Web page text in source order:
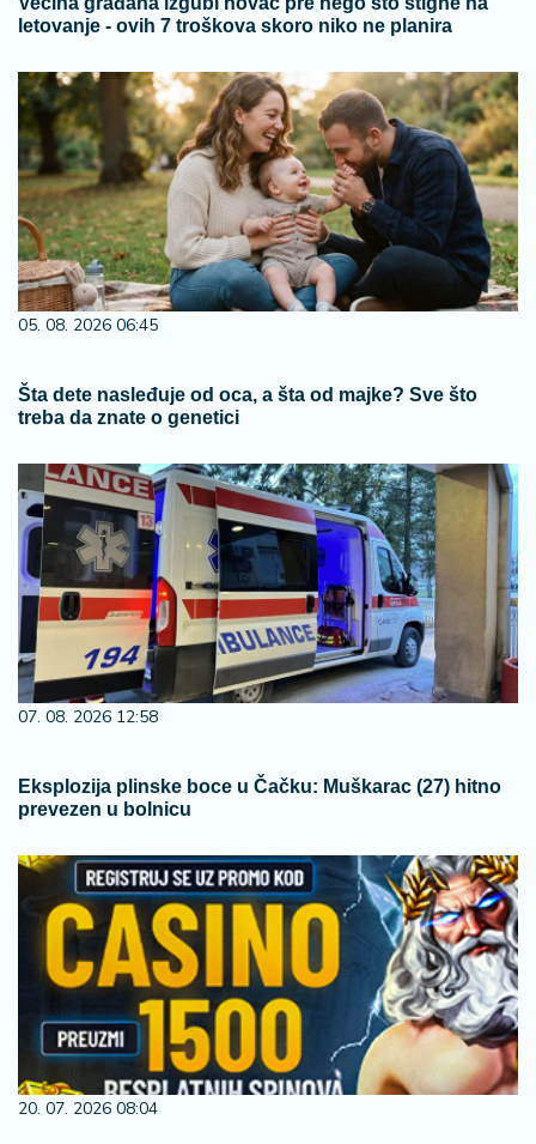
letovanje - ovih 7 troškova skoro niko ne planira
05. 08. 2026 06:45
Šta dete nasleđuje od oca, a šta od majke? Sve što
treba da znate o genetici
07. 08. 2026 12:58
Eksplozija plinske boce u Čačku: Muškarac (27) hitno
prevezen u bolnicu
20. 07. 2026 08:04